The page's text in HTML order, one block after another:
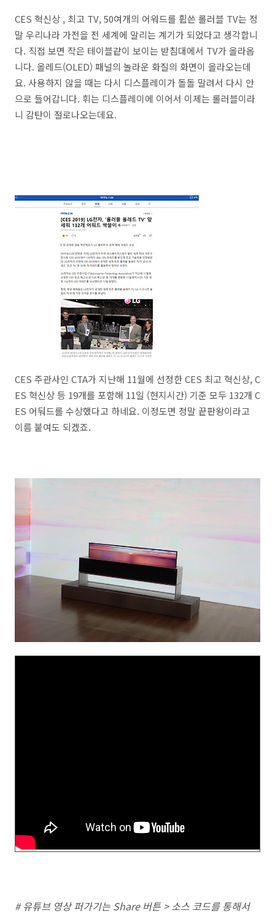
CES 혁신상 , 최고 TV, 50여개의 어워드를 휩쓴 롤러블 TV는 정
말 우리나라 가전을 전 세계에 알리는 계기가 되었다고 생각합니
다. 직접 보면 작은 테이블같이 보이는 받침대에서 TV가 올라옵
니다. 올레드(OLED) 패널의 놀라운 화질의 화면이 올라오는데
요. 사용하지 않을 때는 다시 디스플레이가 돌돌 말려서 다시 안
으로 들어갑니다. 휘는 디스플레이에 이어서 이제는 롤러블이라
니 감탄이 절로나오는데요.
CES 주관사인 CTA가 지난해 11월에 선정한 CES 최고 혁신상, C
ES 혁신상 등 19개를 포함해 11일 (현지시간) 기준 모두 132개 C
ES 어둬드를 수상했다고 하네요. 이정도면 정말 끝판왕이라고
이름 붙여도 되겠죠.
# 유튜브 영상 퍼가기는 Share 버튼 > 소스 코드를 통해서